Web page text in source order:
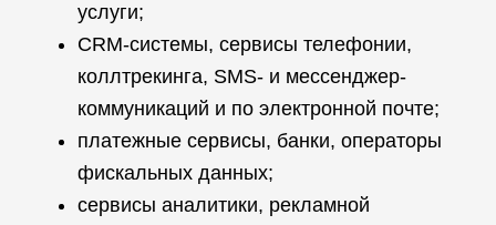
услуги;
CRM-системы, сервисы телефонии,
коллтрекинга, SMS- и мессенджер-
коммуникаций и по электронной почте;
платежные сервисы, банки, операторы
фискальных данных;
сервисы аналитики, рекламной